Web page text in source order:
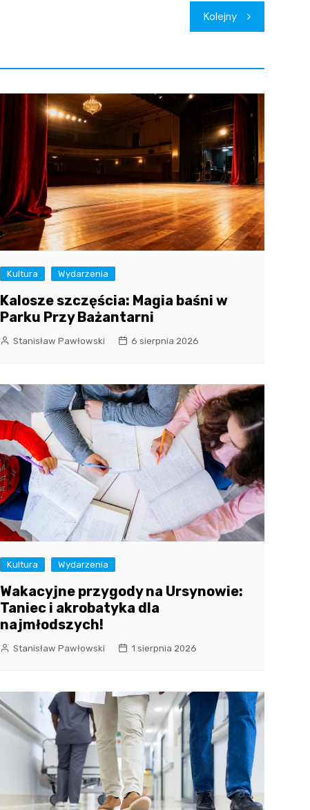
Kolejny
Kultura Wydarzenia
Kalosze szczęścia: Magia baśni w
Parku Przy Bażantarni
Stanisław Pawłowski 6 sierpnia 2026
Kultura Wydarzenia
Wakacyjne przygody na Ursynowie:
Taniec i akrobatyka dla
najmłodszych!
Stanisław Pawłowski 1 sierpnia 2026